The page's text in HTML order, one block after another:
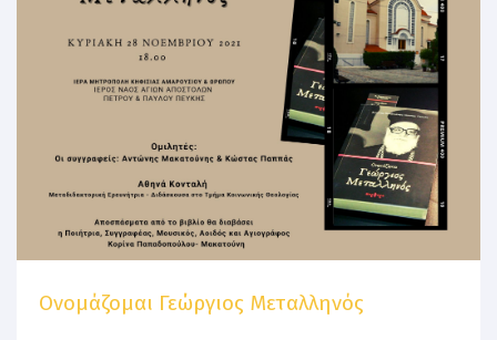
Ονομάζομαι Γεώργιος Μεταλληνός